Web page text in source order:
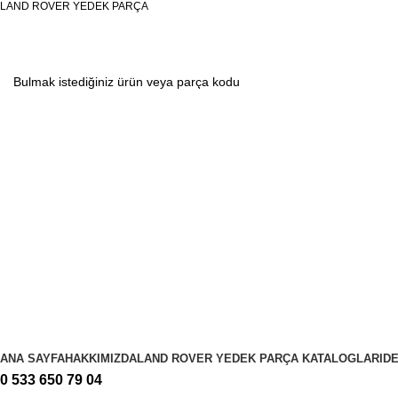
LAND ROVER YEDEK PARÇA
ANA SAYFAHAKKIMIZDALAND ROVER YEDEK PARÇA KATALOGLARI
0 533 650 79 04